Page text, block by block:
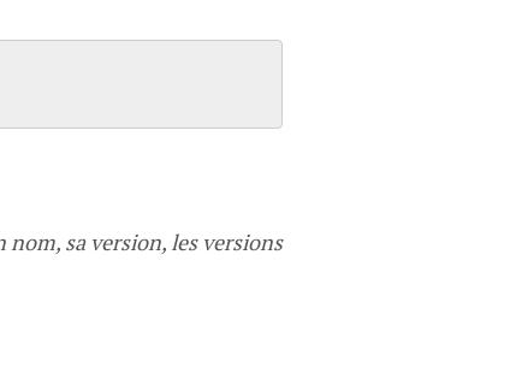
sa version, les versions